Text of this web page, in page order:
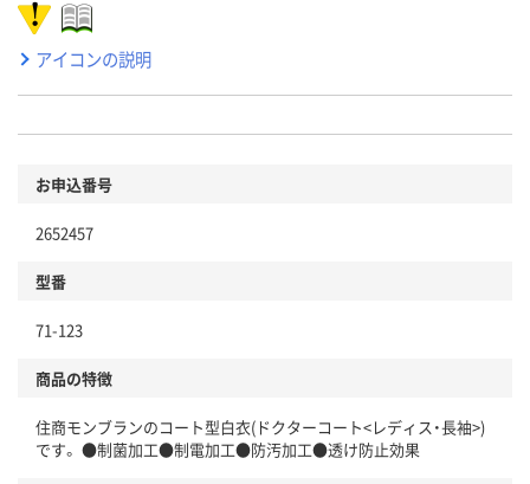
アイコンの説明
お申込番号
2652457
型番
71-123
商品の特徴
住商モンブランのコート型白衣(ドクターコート<レディス・長袖>)
です。 ●制菌加工●制電加工●防汚加工●透け防止効果